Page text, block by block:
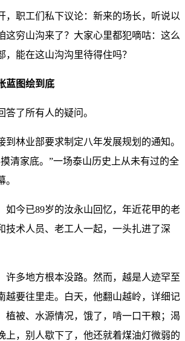
，职工们私下议论：新来的场长，听说以
这穷山沟来了？大家心里都犯嘀咕：这么
，能在这山沟沟里待得住吗？
蓝图绘到底
答了所有人的疑问。
到林业部要求制定八年发展规划的通知。
清家底。”一场泰山历史上从未有过的全
如今已89岁的汝永山回忆，年近花甲的老
技术人员、老工人一起，一头扎进了深
许多地方根本没路。然而，越是人迹罕至
越要往里走。白天，他翻山越岭，详细记
植被、水源情况，饿了，啃一口干粮；渴
上，别人歇下了，他还就着煤油灯微弱的